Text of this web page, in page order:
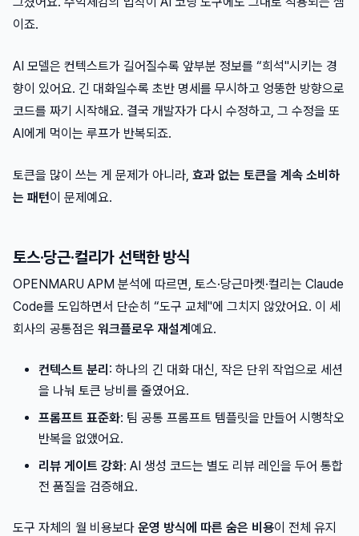
이죠.
AI 모델은 컨텍스트가 길어질수록 앞부분 정보를 “희석"시키는 경
향이 있어요. 긴 대화일수록 초반 명세를 무시하고 엉뚱한 방향으로
코드를 짜기 시작해요. 결국 개발자가 다시 수정하고, 그 수정을 또
AI에게 먹이는 루프가 반복되죠.
토큰을 많이 쓰는 게 문제가 아니라, 효과 없는 토큰을 계속 소비하
는 패턴이 문제예요.
토스·당근·컬리가 선택한 방식
OPENMARU APM 분석에 따르면, 토스·당근마켓·컬리는 Claude
Code를 도입하면서 단순히 “도구 교체"에 그치지 않았어요. 이 세
회사의 공통점은 워크플로우 재설계 예요.
컨텍스트 분리 : 하나의 긴 대화 대신, 작은 단위 작업으로 세션
을 나눠 토큰 낭비를 줄였어요.
프롬프트 표준화: 팀 공통 프롬프트 템플릿을 만들어 시행착오
반복을 없앴어요.
리뷰 게이트 강화: AI 생성 코드는 별도 리뷰 레인을 두어 통합
전 품질을 검증해요.
도구 자체의 월 비용보다 운영 방식에 따른 숨은 비용이 전체 유지